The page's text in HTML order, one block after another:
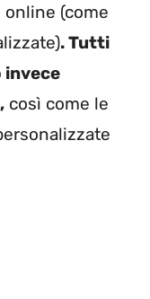
(come
. Tutti
invece
così come le